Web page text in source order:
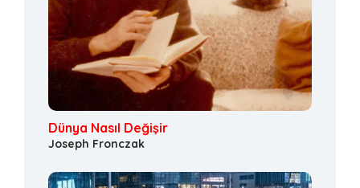
Dünya Nasıl Değişir
Joseph Fronczak